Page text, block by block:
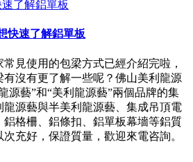
快速了解鋁單板
見使用的包梁方式已經介紹完啦，
有沒有更了解一些呢？佛山美利龍源
源藝”和“美利龍源藝”兩個品牌的集
龍源藝與半美利龍源藝、集成吊頂電
鋁格柵、鋁條扣、鋁單板幕墻等鋁質
充好，保證質量，歡迎來電咨詢。